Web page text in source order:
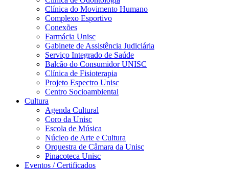
Clínica do Movimento Humano
Complexo Esportivo
Conexões
Farmácia Unisc
Gabinete de Assistência Judiciária
Serviço Integrado de Saúde
Balcão do Consumidor UNISC
Clínica de Fisioterapia
Projeto Espectro Unisc
Centro Socioambiental
Cultura
Agenda Cultural
Coro da Unisc
Escola de Música
Núcleo de Arte e Cultura
Orquestra de Câmara da Unisc
Pinacoteca Unisc
Eventos / Certificados